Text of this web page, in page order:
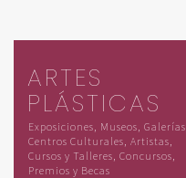
ARTES
PLÁSTICAS
Exposiciones, Museos, Galerías,
Centros Culturales, Artistas,
Cursos y Talleres, Concursos,
Premios y Becas